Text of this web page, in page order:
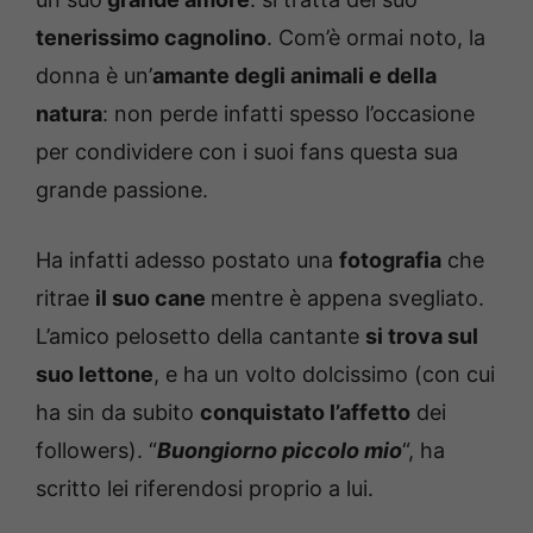
tenerissimo cagnolino. Com’è ormai noto, la
donna è un’amante degli animali e della
natura: non perde infatti spesso l’occasione
per condividere con i suoi fans questa sua
grande passione.
Ha infatti adesso postato una fotografia che
ritrae il suo cane mentre è appena svegliato.
L’amico pelosetto della cantante si trova sul
suo lettone, e ha un volto dolcissimo (con cui
ha sin da subito conquistato l’affetto dei
followers). “Buongiorno piccolo mio“, ha
scritto lei riferendosi proprio a lui.